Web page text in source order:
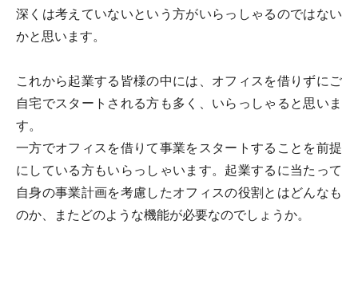
深くは考えていないという方がいらっしゃるのではない
かと思います。
これから起業する皆様の中には、オフィスを借りずにご
自宅でスタートされる方も多く、いらっしゃると思いま
す。
一方でオフィスを借りて事業をスタートすることを前提
にしている方もいらっしゃいます。起業するに当たって
自身の事業計画を考慮したオフィスの役割とはどんなも
のか、またどのような機能が必要なのでしょうか。